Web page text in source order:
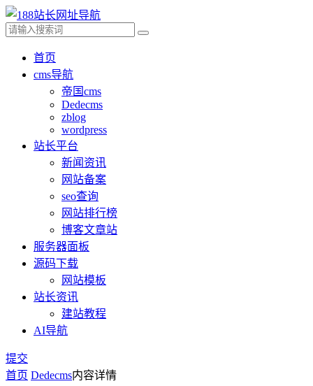
首页
cms导航
帝国cms
Dedecms
zblog
wordpress
站长平台
新闻资讯
网站备案
seo查询
网站排行榜
博客文章站
服务器面板
源码下载
网站模板
站长资讯
建站教程
AI导航
提交
首页 Dedecms内容详情